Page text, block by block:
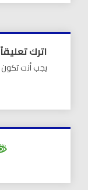
اترك تعليقاً
يجب أنت تكون